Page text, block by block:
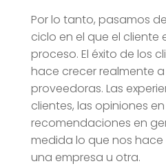
Por lo tanto, pasamos
ciclo en el que el cliente
proceso. El éxito de los
hace crecer realmente
proveedoras. Las
clientes, las opiniones
recomendaciones en
medida lo que nos
una empresa u otra.